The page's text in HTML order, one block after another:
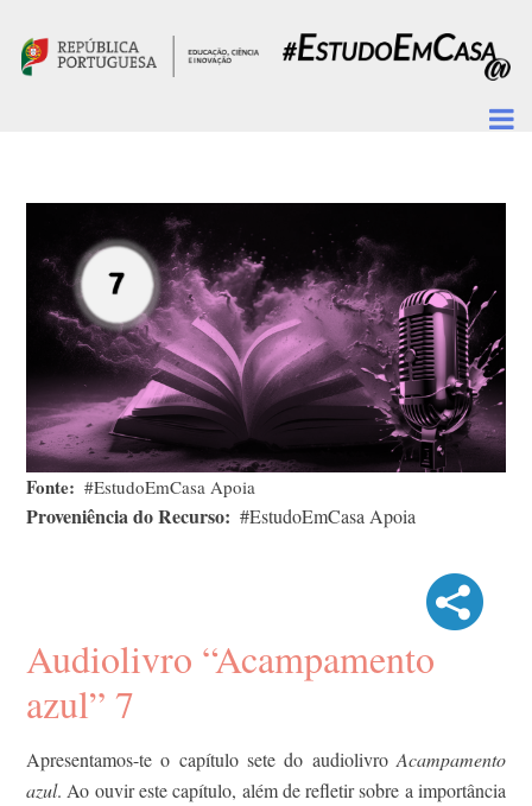
Fonte #EstudoEmCasa Apoia
Proveniência do Recurso #EstudoEmCasa Apoia
Audiolivro “Acampamento
azul” 7
Apresentamos-te o capítulo sete do audiolivro Acampamento
azul. Ao ouvir este capítulo, além de refletir sobre a importância